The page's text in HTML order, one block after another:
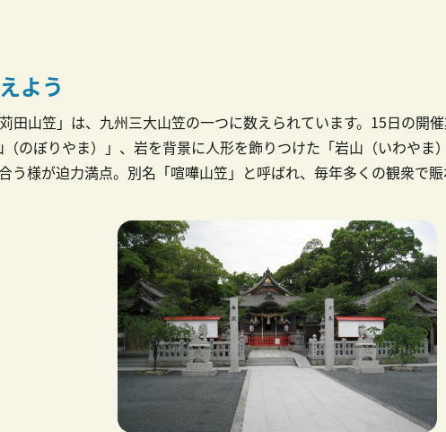
よう
田山笠」は、九州三大山笠の一つに数えられています。15日の開
のぼりやま）」、岩を背景に人形を飾りつけた「岩山（いわやま
う様が迫力満点。別名「喧嘩山笠」と呼ばれ、毎年多くの観衆で賑